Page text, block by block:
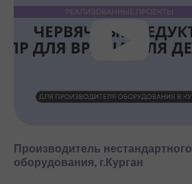
Производитель нестандартного
оборудования, г.Курган